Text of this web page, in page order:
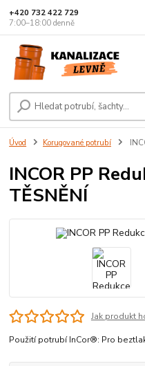
+420 732 422 729
7:00–18:00 denně
Úvod Korugované potrubí
INCOR PP
TĚSNĚNÍ
Jak produkt
Použití potrubí InCor®: Pro